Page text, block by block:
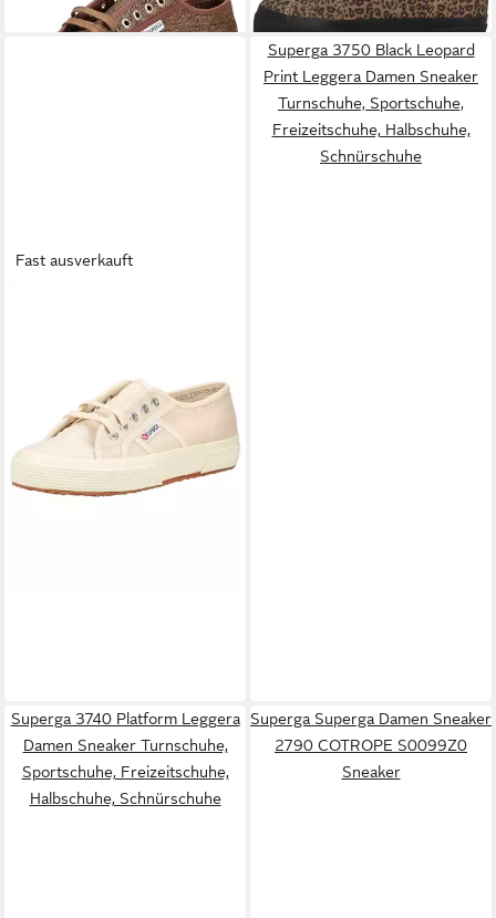
Halbschuhe, Schnürschuhe
Fast ausverkauft
Superga 3750 Black Leopard
Print Leggera Damen Sneaker
Turnschuhe, Sportschuhe,
Freizeitschuhe, Halbschuhe,
Schnürschuhe
Superga 3740 Platform Leggera
Damen Sneaker Turnschuhe,
Sportschuhe, Freizeitschuhe,
Halbschuhe, Schnürschuhe
Superga Superga Damen Sneaker
2790 COTROPE S0099Z0
Sneaker